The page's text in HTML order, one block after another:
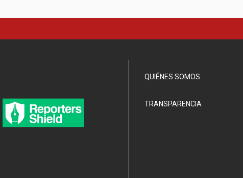
QUIÉNES SOMOS
TRANSPARENCIA